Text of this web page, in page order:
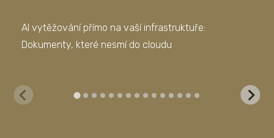
AI vytěžování přímo na vaší infrastruktuře:
Dokumenty, které nesmí do cloudu